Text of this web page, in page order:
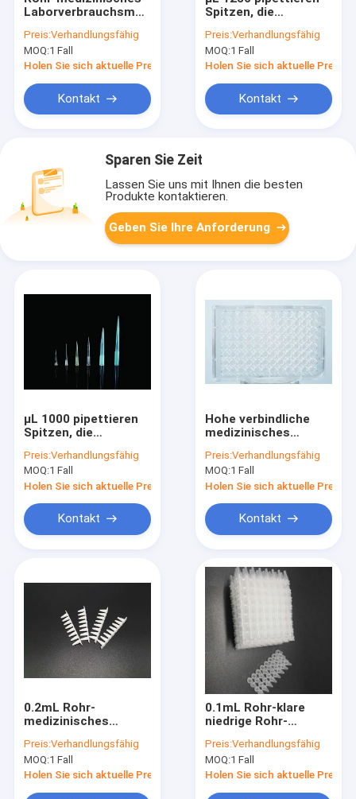
Laborverbrauchsmaterial-
Unterseite der
Zentrifugen-15mL
beanspruchte
stark
Preis:Verhandlungsfähig
MOQ:1 Fall
Holen Sie sich aktuelle Preis
Kontakt
Spitzen, die
gebauscht verlängert
Nicht-filterten
Preis:Verhandlungsfähig
MOQ:1 Fall
Holen Sie sich aktuelle Preis
Kontakt
Sparen Sie Zeit
Lassen Sie uns mit Ihnen die besten
Produkte kontaktieren.
Geben Sie Ihre Anforderung
μL 1000 pipettieren
Spitzen, die
Laborverbrauchsmaterialien
gebauscht Nicht-
filterten
Preis:Verhandlungsfähig
MOQ:1 Fall
Holen Sie sich aktuelle Preis
Kontakt
Hohe verbindliche
medizinisches
96 gut Elisa Plate
Preis:Verhandlungsfähig
MOQ:1 Fall
Holen Sie sich aktuelle Preis
Kontakt
0.2mL Rohr-
medizinisches
weißes hohes Rohr
PCR 8-Strip keine
Abdeckung
Preis:Verhandlungsfähig
MOQ:1 Fall
Holen Sie sich aktuelle Preis
0.1mL Rohr-klare
niedrige Rohr-
PCR 8-Strip keine
Abdeckung
Preis:Verhandlungsfähig
MOQ:1 Fall
Holen Sie sich aktuelle Preis